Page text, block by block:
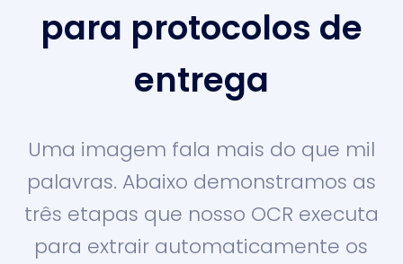
para protocolos de
entrega
Uma imagem fala mais do que mil
palavras. Abaixo demonstramos as
três etapas que nosso OCR executa
para extrair automaticamente os